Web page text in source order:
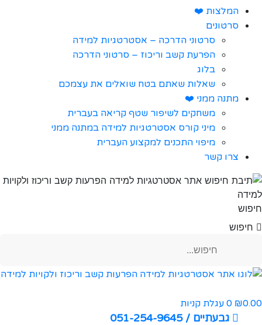
המלצות ❤️
סרטונים
סרטוני הדרכה – אסטרטגיות למידה
הפרעת קשב וריכוז – סרטוני הדרכה
בלוג
שאלות שאתם בטח שואלים את עצמכם
מתנה ממני ❤️
משחקים לשיפור שטף קריאה בעברית
מיני קורס אסטרטגיות למידה במתנה ממני
מיפוי התכנים למקצוע העברית
צרו קשר
חיפוש
חיפוש
₪0.00
0 עגלת קניות
גבעתיים / 051-254-9645